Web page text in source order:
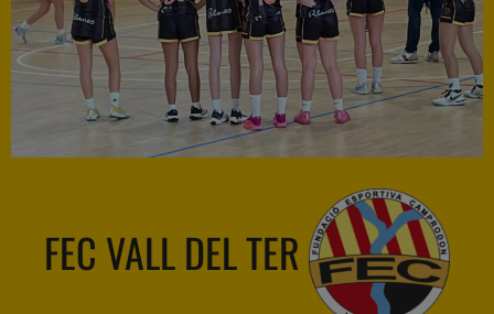
FEC VALL DEL TER